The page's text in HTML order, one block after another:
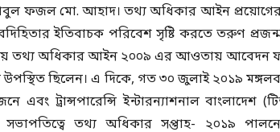
ফজল মো. আহাদ। তথ্য অধিকার আইন প্রয়োগের
ইতিবাচক পরিবেশ সৃষ্টি করতে তরুণ
তথ্য অধিকার আইন ২০০৯ এর আওতায় আবেদন
ছিলেন। এ দিকে, গত ৩০ জুলাই ২০১৯
ট্রান্সপারেন্সি ইন্টারন্যাশনাল
তথ্য অধিকার সপ্তাহ- ২০১৯